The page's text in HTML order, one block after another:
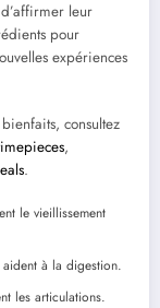
leur
pour
expériences
consultez
,
.
le vieillissement
à la digestion.
les articulations.